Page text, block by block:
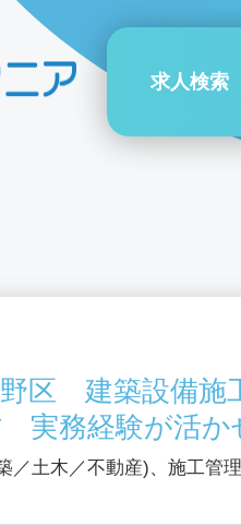
求人検索
野区 建築設備
実務経験が活か
／土木／不動産)、施工管